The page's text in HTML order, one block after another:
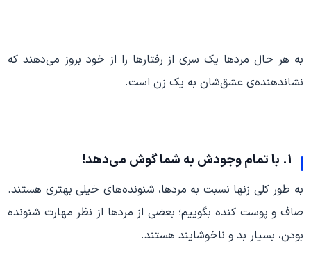
به هر حال مردها یک سری از رفتارها را از خود بروز می‌دهند که
نشاندهند‌ه‌ی عشق‌شان به یک زن است.
۱. با تمام وجودش به شما گوش می‌دهد!
به طور کلی زنها نسبت به مردها، شنونده‌های خیلی بهتری هستند.
صاف و پوست کنده بگوییم؛ بعضی از مردها از نظر مهارت شنونده
بودن، بسیار بد و ناخوشایند هستند.